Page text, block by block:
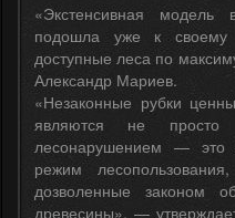
«Экстенсивная
подошла уже к своему
доступные леса по
Александр Мариев.
«Незаконные рубки
являются не просто
лесонарушением — это
режим
дозволенные законом
древесины», —